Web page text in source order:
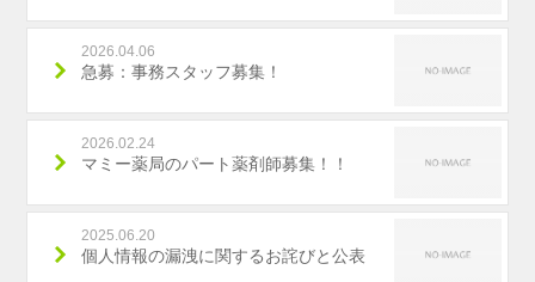
2026.04.06
急募：事務スタッフ募集！
2026.02.24
マミー薬局のパート薬剤師募集！！
2025.06.20
個人情報の漏洩に関するお詫びと公表